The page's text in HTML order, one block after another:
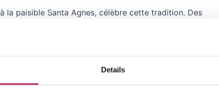
Details
la paisible Santa Agnes, célèbre cette tradition. Des
présentés partout. La star culinaire de la fête
de fruits confits. Cette friandise est
de récompense pour un bon comportement au